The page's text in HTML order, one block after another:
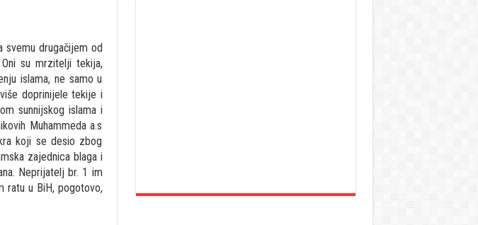
svemu drugačijem od
su mrzitelji tekija,
islama, ne samo u
doprinijele tekije i
sunnijskog islama i
Muhammeda a.s
koji se desio zbog
zajednica blaga i
Neprijatelj br. 1 im
ratu u BiH, pogotovo,